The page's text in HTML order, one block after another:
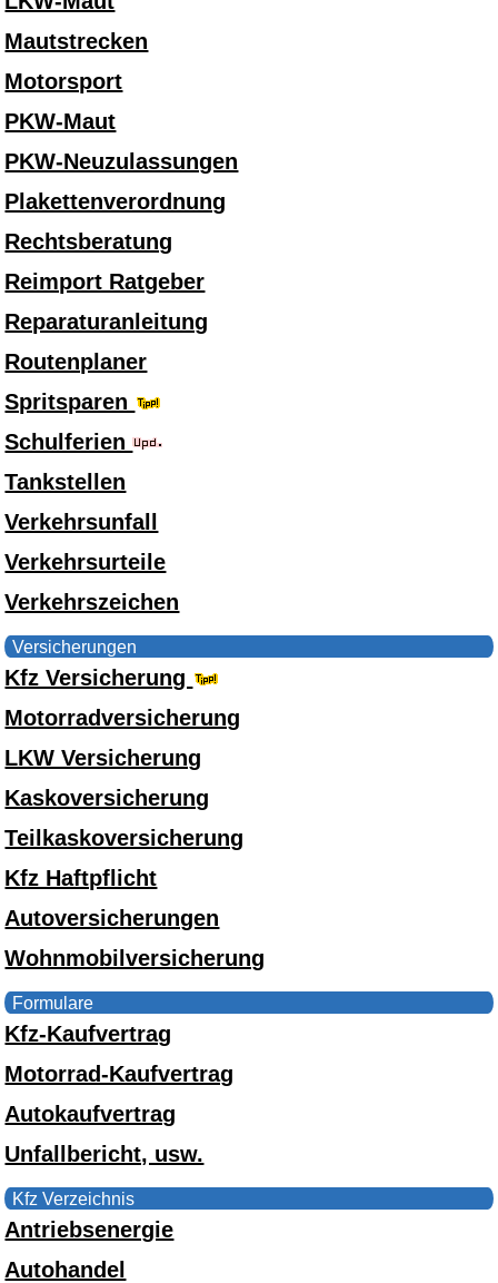
Mautstrecken
Motorsport
PKW-Maut
PKW-Neuzulassungen
Plakettenverordnung
Rechtsberatung
Reimport Ratgeber
Reparaturanleitung
Routenplaner
Spritsparen
Schulferien
Tankstellen
Verkehrsunfall
Verkehrsurteile
Verkehrszeichen
Versicherungen
Kfz Versicherung
Motorradversicherung
LKW Versicherung
Kaskoversicherung
Teilkaskoversicherung
Kfz Haftpflicht
Autoversicherungen
Wohnmobilversicherung
Formulare
Kfz-Kaufvertrag
Motorrad-Kaufvertrag
Autokaufvertrag
Unfallbericht, usw.
Kfz Verzeichnis
Antriebsenergie
Autohandel